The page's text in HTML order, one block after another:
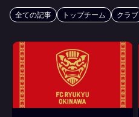
全ての記事 トップチーム クラブ